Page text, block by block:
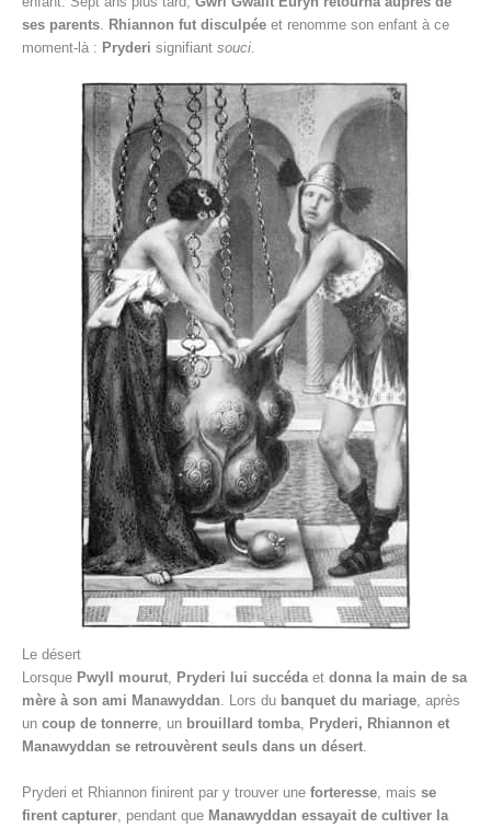
ses parents. Rhiannon fut disculpée et renomme son enfant à ce
moment-là : Pryderi signifiant souci.
Le désert
Lorsque Pwyll mourut, Pryderi lui succédaet donna la main de sa
mère à son ami Manawyddan. Lors du banquet du mariage, après
un coup de tonnerre, un brouillard tomba, Pryderi, Rhiannon et
Manawyddan se retrouvèrent seuls dans un désert.
Pryderi et Rhiannon finirent par y trouver une forteresse , mais se
firent capturer , pendant que Manawyddan essayait de cultiver la